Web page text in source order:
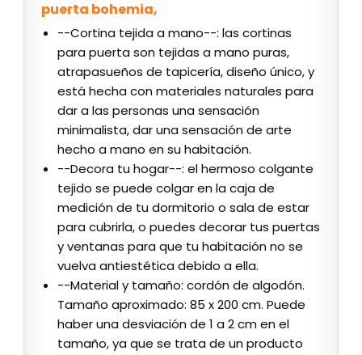
puerta bohemia,
--Cortina tejida a mano--: las cortinas
para puerta son tejidas a mano puras,
atrapasueños de tapicería, diseño único, y
está hecha con materiales naturales para
dar a las personas una sensación
minimalista, dar una sensación de arte
hecho a mano en su habitación.
--Decora tu hogar--: el hermoso colgante
tejido se puede colgar en la caja de
medición de tu dormitorio o sala de estar
para cubrirla, o puedes decorar tus puertas
y ventanas para que tu habitación no se
vuelva antiestética debido a ella.
--Material y tamaño: cordón de algodón.
Tamaño aproximado: 85 x 200 cm. Puede
haber una desviación de 1 a 2 cm en el
tamaño, ya que se trata de un producto